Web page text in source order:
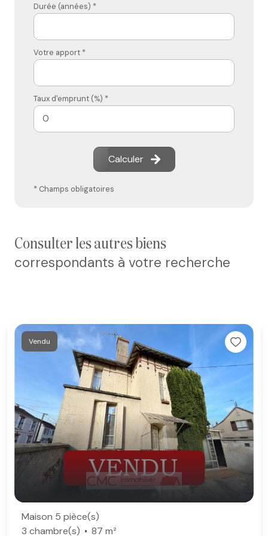
Durée (années) *
Votre apport *
Taux d'emprunt (%) *
Calculer
* Champs obligatoires
consulter les autres biens
correspondants à votre recherche
Vendu
Maison 5 pièce(s)
3 chambre(s)
87 m²